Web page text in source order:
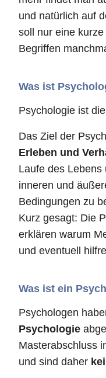
und natürlich auf
soll nur eine
Begriffen
Was ist
Psychologie ist
Das Ziel der
Erleben und
Laufe des Lebens
inneren und
Bedingungen zu
Kurz gesagt: Die
erklären warum
und eventuell
Was ist ein
Psychologen
Psychologie
Masterabschluss
und sind daher